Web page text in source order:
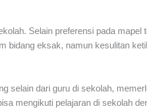
Selain preferensi pada
bidang eksak, namun kesulitan
selain dari guru di sekolah,
mengikuti pelajaran di sekolah